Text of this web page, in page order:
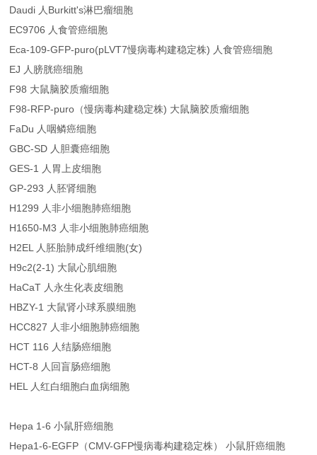
Daudi 人Burkitt's淋巴瘤细胞
EC9706 人食管癌细胞
Eca-109-GFP-puro(pLVT7慢病毒构建稳定株) 人食管癌细胞
EJ 人膀胱癌细胞
F98 大鼠脑胶质瘤细胞
F98-RFP-puro（慢病毒构建稳定株) 大鼠脑胶质瘤细胞
FaDu 人咽鳞癌细胞
GBC-SD 人胆囊癌细胞
GES-1 人胃上皮细胞
GP-293 人胚肾细胞
H1299 人非小细胞肺癌细胞
H1650-M3 人非小细胞肺癌细胞
H2EL 人胚胎肺成纤维细胞(女)
H9c2(2-1) 大鼠心肌细胞
HaCaT 人永生化表皮细胞
HBZY-1 大鼠肾小球系膜细胞
HCC827 人非小细胞肺癌细胞
HCT 116 人结肠癌细胞
HCT-8 人回盲肠癌细胞
HEL 人红白细胞白血病细胞
Hepa 1-6 小鼠肝癌细胞
Hepa1-6-EGFP（CMV-GFP慢病毒构建稳定株） 小鼠肝癌细胞